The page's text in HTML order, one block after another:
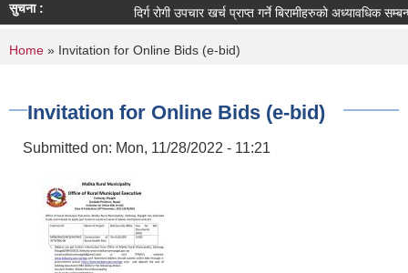
सुचना : दिर्ग रोगी उपचार खर्च प्राप्त गर्ने बिरामीहरुको अध्यावधिक
You are here
Home » Invitation for Online Bids (e-bid)
Invitation for Online Bids (e-bid)
Submitted on: Mon, 11/28/2022 - 11:21